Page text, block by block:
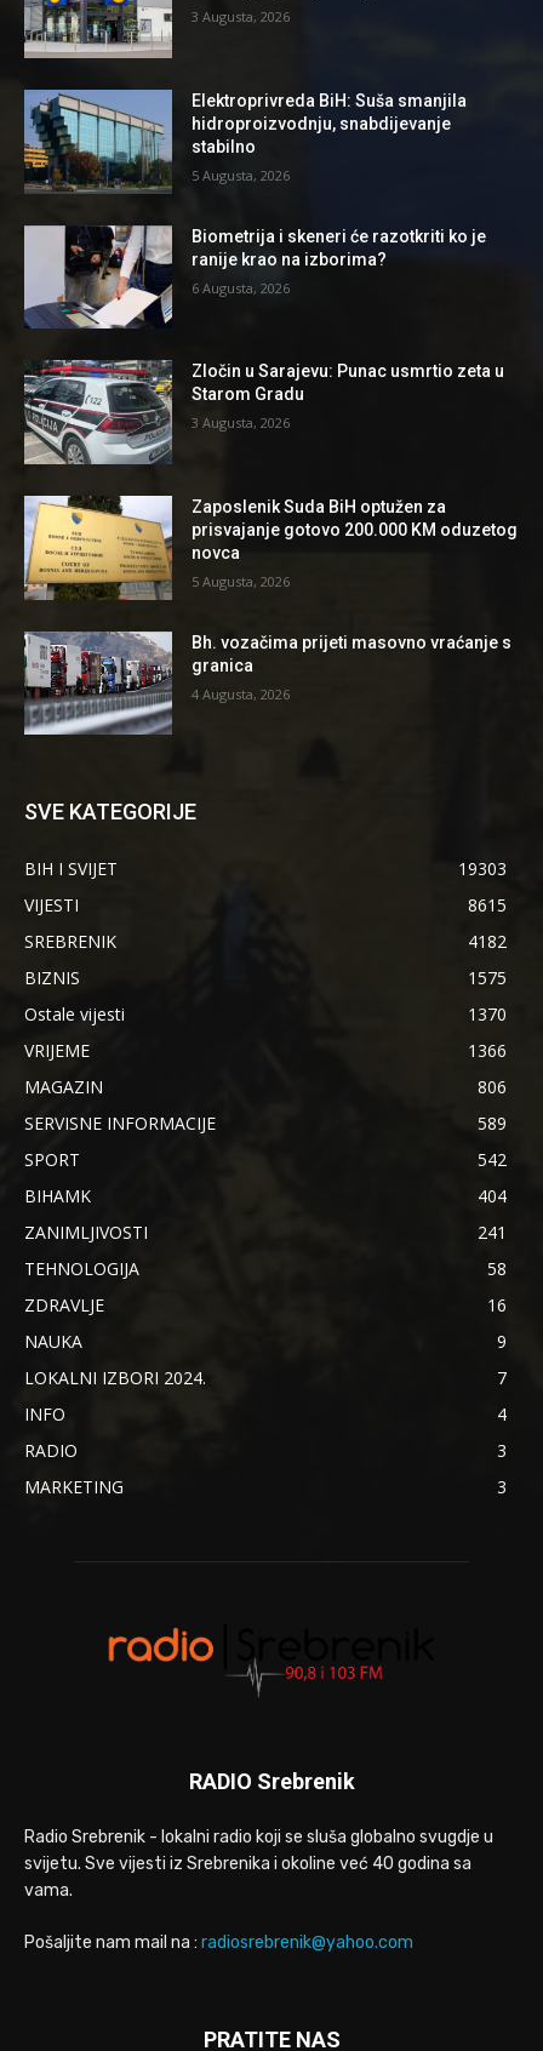
3 Augusta, 2026
Elektroprivreda BiH: Suša smanjila
hidroproizvodnju, snabdijevanje
stabilno
5 Augusta, 2026
Biometrija i skeneri će razotkriti ko je
ranije krao na izborima?
6 Augusta, 2026
Zločin u Sarajevu: Punac usmrtio zeta u
Starom Gradu
3 Augusta, 2026
Zaposlenik Suda BiH optužen za
prisvajanje gotovo 200.000 KM oduzetog
novca
5 Augusta, 2026
Bh. vozačima prijeti masovno vraćanje s
granica
4 Augusta, 2026
SVE KATEGORIJE
BIH I SVIJET
19303
VIJESTI
8615
SREBRENIK
4182
BIZNIS
1575
Ostale vijesti
1370
VRIJEME
1366
MAGAZIN
806
SERVISNE INFORMACIJE
589
SPORT
542
BIHAMK
404
ZANIMLJIVOSTI
241
TEHNOLOGIJA
58
ZDRAVLJE
16
NAUKA
9
LOKALNI IZBORI 2024.
7
INFO
4
RADIO
3
MARKETING
3
RADIO Srebrenik
Radio Srebrenik - lokalni radio koji se sluša globalno svugdje u
svijetu. Sve vijesti iz Srebrenika i okoline već 40 godina sa
vama.
Pošaljite nam mail na : radiosrebrenik@yahoo.com
PRATITE NAS